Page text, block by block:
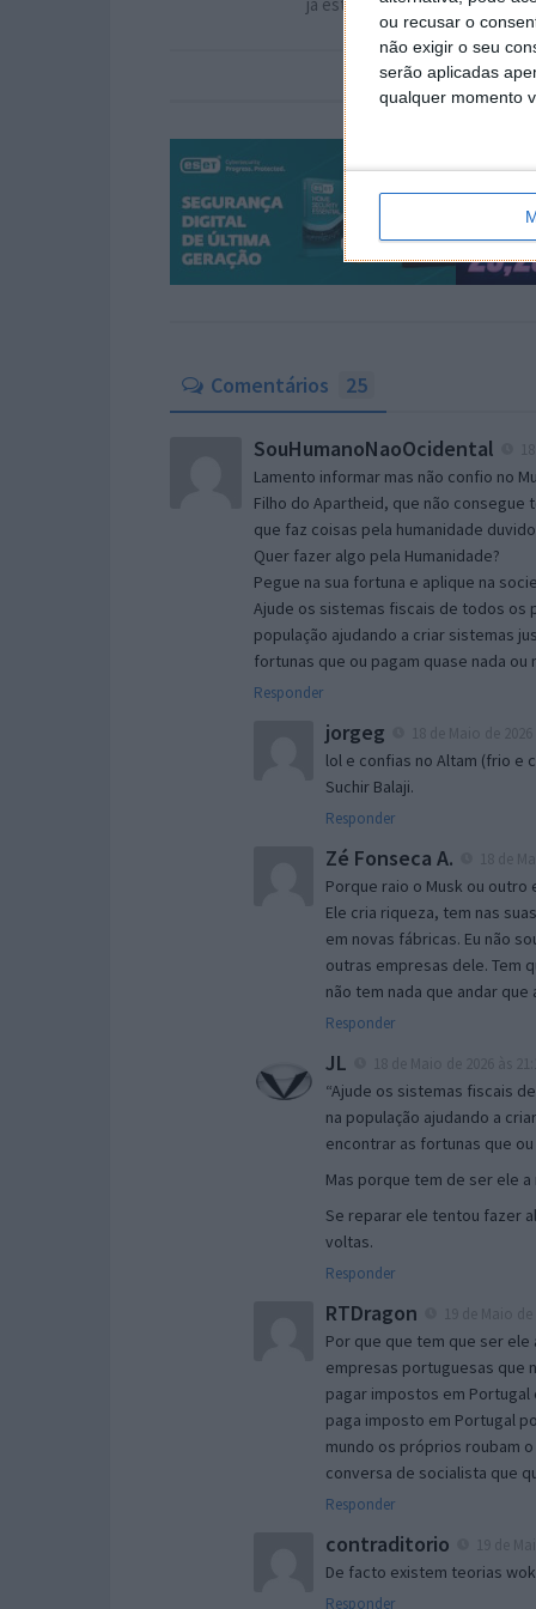
ou recusar o
não exigir o seu
serão aplicadas
qualquer momento
Comentários 25
SouHumanoNaoOcidental
Lamento informar mas não confio no
Filho do Apartheid, que não
que faz coisas pela humanidade
Quer fazer algo pela Humanidade?
Pegue na sua fortuna e aplique na
Ajude os sistemas fiscais de todos os
população ajudando a criar sistemas
fortunas que ou pagam quase nada ou
Responder
jorgeg
lol e confias no Altam (frio e
Suchir Balaji.
Responder
Zé Fonseca A.
Porque raio o Musk ou
Ele cria riqueza, tem nas
em novas fábricas. Eu não
outras empresas dele. Tem
não tem nada que andar
Responder
JL
“Ajude os sistemas fiscais
na população ajudando a
encontrar as fortunas que ou
Mas porque tem de ser ele a
Se reparar ele tentou fazer
voltas.
Responder
RTDragon
Por que que tem que ser
empresas portuguesas que
pagar impostos em Portugal
paga imposto em Portugal
mundo os próprios roubam
conversa de socialista que
Responder
contraditorio
De facto existem teorias
Responder